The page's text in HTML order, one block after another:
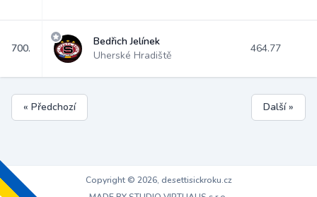
700.
Bedřich Jelínek
Uherské Hradiště
464.77
« Předchozí Další »
Copyright © 2026, desettisickroku.cz